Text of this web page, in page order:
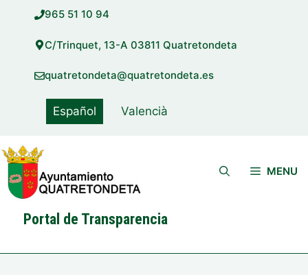
contenido
965 51 10 94
C/Trinquet, 13-A 03811 Quatretondeta
quatretondeta@quatretondeta.es
Español Valencià
MENU
Portal de Transparencia